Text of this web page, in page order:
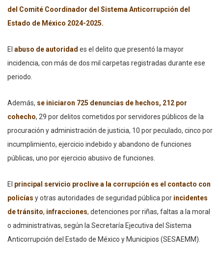
del Comité Coordinador del Sistema Anticorrupción del
Estado de México 2024-2025.
El abuso de autoridad es el delito que presentó la mayor
incidencia, con más de dos mil carpetas registradas durante ese
periodo.
Además, se iniciaron 725 denuncias de hechos, 212 por
cohecho, 29 por delitos cometidos por servidores públicos de la
procuración y administración de justicia, 10 por peculado, cinco por
incumplimiento, ejercicio indebido y abandono de funciones
públicas, uno por ejercicio abusivo de funciones.
El principal servicio proclive a la corrupción es el contacto con
policías y otras autoridades de seguridad pública por incidentes
de tránsito, infracciones, detenciones por riñas, faltas a la moral
o administrativas, según la Secretaría Ejecutiva del Sistema
Anticorrupción del Estado de México y Municipios (SESAEMM).